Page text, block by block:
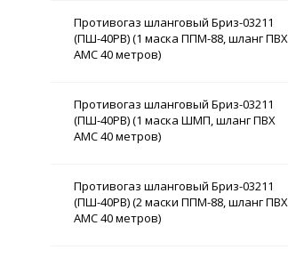
Противогаз шланговый Бриз-03211
(ПШ-40РВ) (1 маска ППМ-88, шланг ПВХ
АМС 40 метров)
Противогаз шланговый Бриз-03211
(ПШ-40РВ) (1 маска ШМП, шланг ПВХ
АМС 40 метров)
Противогаз шланговый Бриз-03211
(ПШ-40РВ) (2 маски ППМ-88, шланг ПВХ
АМС 40 метров)